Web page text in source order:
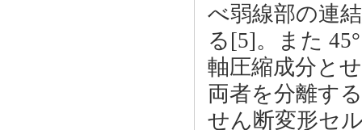
べ弱線部の連
る[5]。また
軸圧縮成分と
両者を分離す
せん断変形セ